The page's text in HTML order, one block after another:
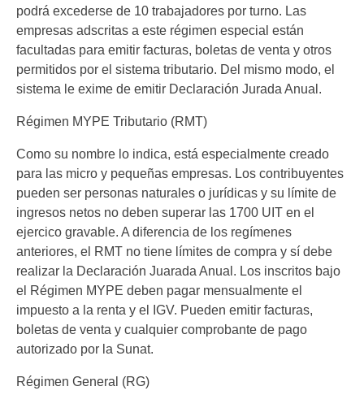
podrá excederse de 10 trabajadores por turno. Las
empresas adscritas a este régimen especial están
facultadas para emitir facturas, boletas de venta y otros
permitidos por el sistema tributario. Del mismo modo, el
sistema le exime de emitir Declaración Jurada Anual.
Régimen MYPE Tributario (RMT)
Como su nombre lo indica, está especialmente creado
para las micro y pequeñas empresas. Los contribuyentes
pueden ser personas naturales o jurídicas y su límite de
ingresos netos no deben superar las 1700 UIT en el
ejercico gravable. A diferencia de los regímenes
anteriores, el RMT no tiene límites de compra y sí debe
realizar la Declaración Juarada Anual. Los inscritos bajo
el Régimen MYPE deben pagar mensualmente el
impuesto a la renta y el IGV. Pueden emitir facturas,
boletas de venta y cualquier comprobante de pago
autorizado por la Sunat.
Régimen General (RG)